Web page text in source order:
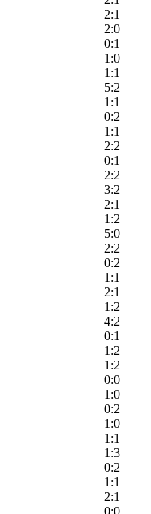
2:1
2:0
0:1
1:0
1:1
5:2
1:1
0:2
1:1
2:2
0:1
2:2
3:2
2:1
1:2
5:0
2:2
0:2
1:1
2:1
1:2
4:2
0:1
1:2
1:2
0:0
1:0
0:2
1:0
1:1
1:3
0:2
1:1
2:1